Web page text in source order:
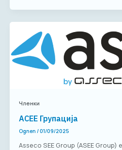
Членки
АСЕЕ Групација
Ognen /01/09/2025
Asseco SEE Group (ASEE Group)